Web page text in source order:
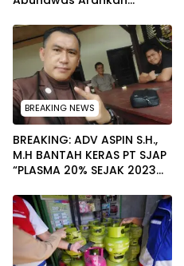
Secara Rutin dan
Menyeluruh
BREAKING NEWS
BREAKING: ADV ASPIN S.H.,
M.H BANTAH KERAS PT SJAP
“PLASMA 20% SEJAK 2023
WARGA WAWOONE!